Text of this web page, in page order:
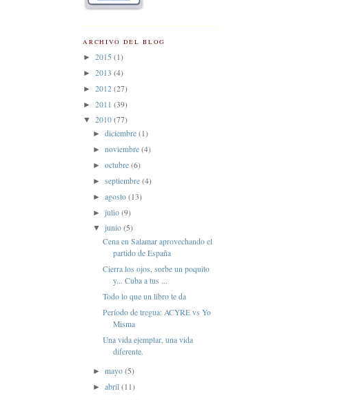
ARCHIVO DEL BLOG
► 2015 (1)
► 2013 (4)
► 2012 (27)
► 2011 (39)
▼ 2010 (77)
►diciembre(1)
►noviembre(4)
►octubre(6)
►septiembre(4)
►agosto(13)
►julio(9)
▼junio(5)
Cena en Salamar aprovechando el
partido de España
Cierra los ojos, sorbe un poquito
y... Cuba a tus ...
Todo lo que un libro te da
Período de tregua: ACYRE vs Yo
Misma
Una vida ejemplar, una vida
diferente.
►mayo(5)
►abril(11)